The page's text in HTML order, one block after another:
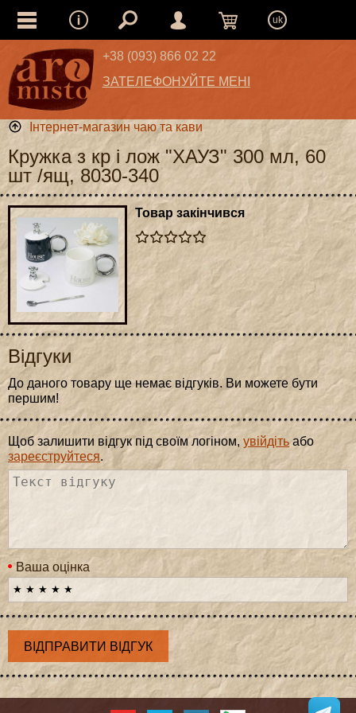
uk
+38 (093) 866 02 22
ЗАТЕЛЕФОНУЙТЕ МЕНІ
Інтернет-магазин чаю та кави
Кружка з кр і лож "ХАУЗ" 300 мл, 60
шт /ящ, 8030-340
Товар закінчився
Відгуки
До даного товару ще немає відгуків. Ви можете бути
першим!
Щоб залишити відгук під своїм логіном, увійдіть або
зареєструйтеся.
Ваша оцінка